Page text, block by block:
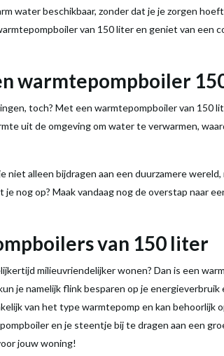
waterbeschikbaar, zonder dat je je zorgen
van 150literen geniet van een
warmtepompboiler
toch? Met een warmtepompboilervan 150
uit de omgeving om waterte verwarmen,
niet alleen bijdragen aan een duurzamere
nog op? Maak vandaag nog de overstap naar
van 150 liter
milieuvriendelijker wonen? Dan is een
je namelijk flink besparen op je
van het typewarmtepomp en kan behoorlijk
en je steentje bij te dragen aan een
jouw woning!